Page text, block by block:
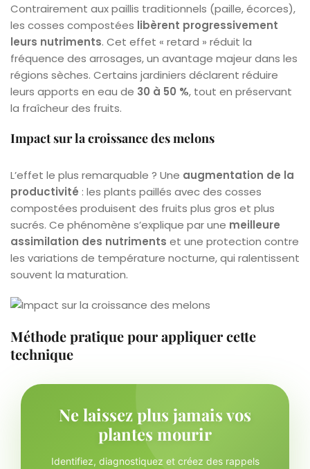
Contrairement aux paillis traditionnels (paille, écorces),
les cosses compostées libèrent progressivement
leurs nutriments. Cet effet « retard » réduit la
fréquence des arrosages, un avantage majeur dans les
régions sèches. Certains jardiniers déclarent réduire
leurs apports en eau de 30 à 50 %, tout en préservant
la fraîcheur des fruits.
Impact sur la croissance des melons
L’effet le plus remarquable ? Une augmentation de la
productivité : les plants paillés avec des cosses
compostées produisent des fruits plus gros et plus
sucrés. Ce phénomène s’explique par une meilleure
assimilation des nutriments et une protection contre
les variations de température nocturne, qui ralentissent
souvent la maturation.
Méthode pratique pour appliquer cette
technique
Ne laissez plus jamais vos
plantes mourir
Identifiez, diagnostiquez et créez des rappels